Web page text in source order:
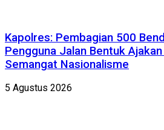
Kapolres: Pembagian 500
Pengguna Jalan Bentuk
Semangat Nasionalisme
5 Agustus 2026